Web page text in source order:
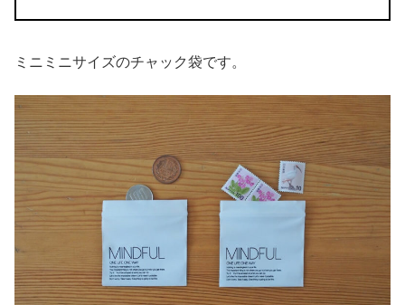
ミニミニサイズのチャック袋です。